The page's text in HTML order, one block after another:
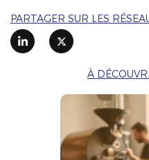
À
PARTAGER SUR LES